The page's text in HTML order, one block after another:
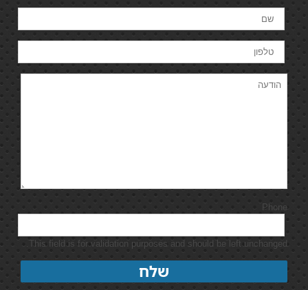
Phone
This field is for validation purposes and should be left unchanged.